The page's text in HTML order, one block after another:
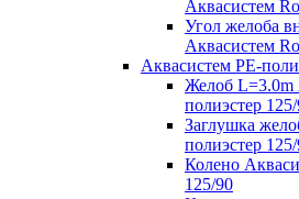
Аквасистем
Угол желоба
Аквасистем
Аквасистем PE-
Желоб L=3.0m
полиэстер
Заглушка
полиэстер
Колено
125/90